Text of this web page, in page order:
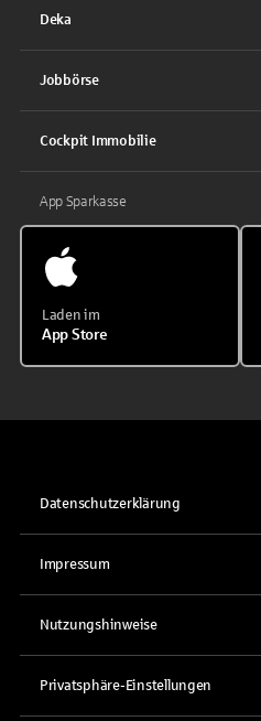
Deka
Jobbörse
Cockpit Immobilie
App Sparkasse
Laden im
App Store
Datenschutzerklärung
Impressum
Nutzungshinweise
Privatsphäre-Einstellungen